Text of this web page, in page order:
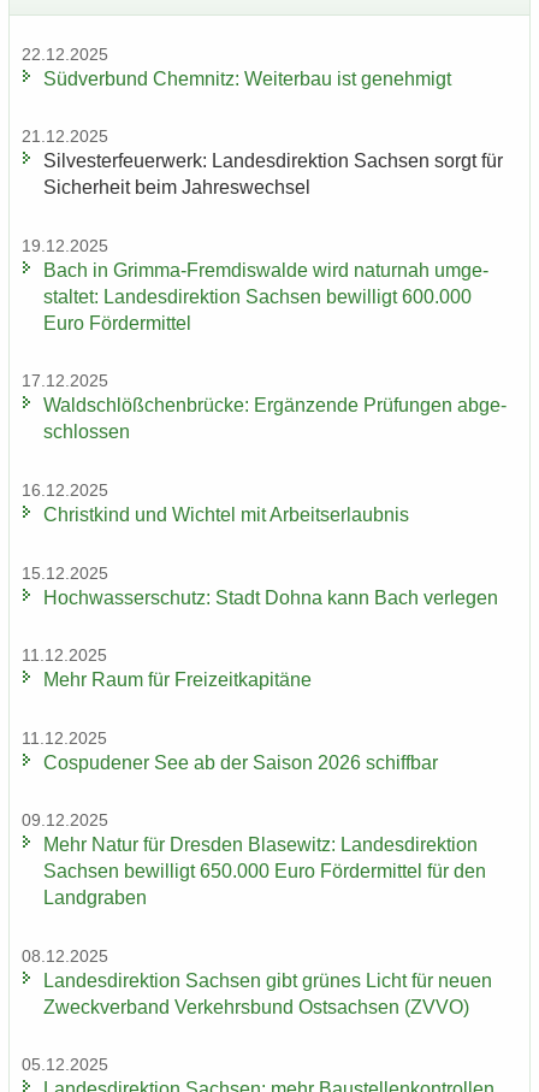
22.12.2025
Süd­ver­bund Chem­nitz: Wei­ter­bau ist ge­neh­migt
21.12.2025
Sil­ves­ter­feu­er­werk: Lan­des­di­rek­ti­on Sach­sen sorgt für
Si­cher­heit beim Jah­res­wech­sel
19.12.2025
Bach in Grimma-​Fremdiswalde wird na­tur­nah um­ge­
stal­tet: Lan­des­di­rek­ti­on Sach­sen be­wil­ligt 600.000
Euro För­der­mit­tel
17.12.2025
Wald­schlöß­chen­brü­cke: Er­gän­zen­de Prü­fun­gen ab­ge­
schlos­sen
16.12.2025
Christ­kind und Wich­tel mit Ar­beits­er­laub­nis
15.12.2025
Hoch­was­ser­schutz: Stadt Dohna kann Bach ver­le­gen
11.12.2025
Mehr Raum für Frei­zeit­ka­pi­tä­ne
11.12.2025
Cos­pu­de­ner See ab der Sai­son 2026 schiff­bar
09.12.2025
Mehr Natur für Dres­den Bla­se­witz: Lan­des­di­rek­ti­on
Sach­sen be­wil­ligt 650.000 Euro För­der­mit­tel für den
Land­gra­ben
08.12.2025
Lan­des­di­rek­ti­on Sach­sen gibt grü­nes Licht für neuen
Zweck­ver­band Ver­kehrs­bund Ost­sach­sen (ZVVO)
05.12.2025